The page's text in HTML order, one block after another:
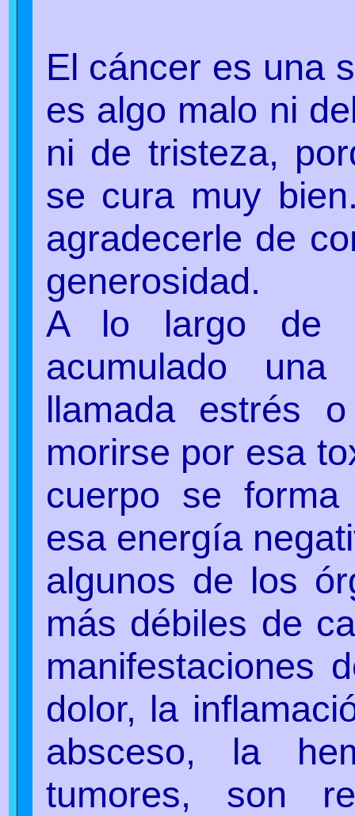
El cáncer es una
es algo malo ni
ni de tristeza,
se cura muy
agradecerle de
generosidad.
A lo largo de
acumulado
llamada estrés
morirse por esa
cuerpo se forma
esa energía
algunos de los
más débiles de
manifestaciones
dolor, la
absceso, la
tumores, son